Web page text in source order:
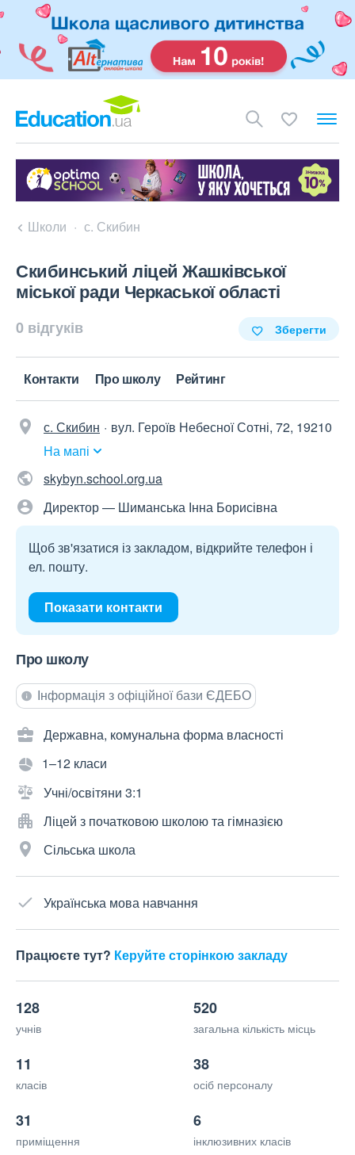
Школи с. Скибин
Скибинський ліцей Жашківської
міської ради Черкаської області
0 відгуків Зберегти
Контакти Про школу Рейтинг
с. Скибин
вул. Героїв Небесної Сотні, 72, 19210
На мапі
skybyn.school.org.ua
Директор — Шиманська Інна Борисівна
Щоб зв'язатися із закладом, відкрийте телефон і
ел. пошту.
Показати контакти
Про школу
Інформація з офіційної бази ЄДЕБО
Державна, комунальна форма власності
1–12 класи
Учні/освітяни 3:1
Ліцей з початковою школою та гімназією
Сільська школа
Українська мова навчання
Працюєте тут? Керуйте сторінкою закладу
128
учнів
520
загальна кількість місць
11
класів
38
осіб персоналу
31
приміщення
6
інклюзивних класів